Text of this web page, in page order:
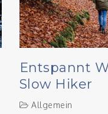
Entspannt
Slow Hiker
Allgemein